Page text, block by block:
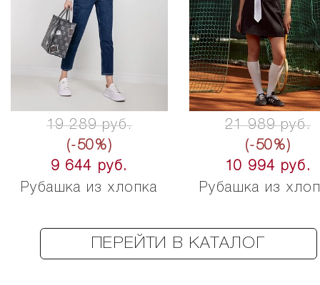
19 289 руб.
(-50%)
9 644 руб.
Рубашка из хлопка
21 989 руб.
(-50%)
10 994 руб.
Рубашка из
ПЕРЕЙТИ В КАТАЛОГ